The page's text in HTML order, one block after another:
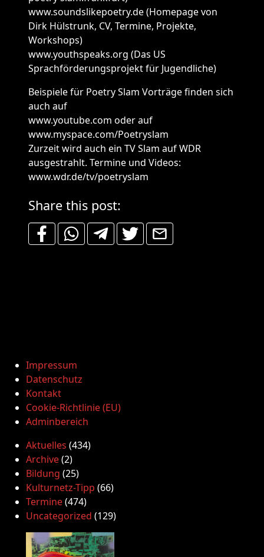
www.soundslikepoetry.de (Homepage von
Dirk Hülstrunk, CV, Termine, Projekte,
Workshops)
www.youthspeaks.org (Das US
Sprachförderungsprojekt für Jugendliche)
Beispiele für Poetry Slam Vorträge finden sich
auch auf
www.youtube.com oder auf
www.myspace.com/Poetryslam
Zurzeit wird auch ein TV Slam auf WDR
ausgestrahlt. Termine und Videos:
www.wdr.de/tv/poetryslam
Share this post:
Impressum
Datenschutz
Kontakt
Cookie-Richtlinie (EU)
Adminbereich
Aktuelles (434)
Archive(2)
Bildung (25)
Kulturnetz-Tipp (66)
Termine(474)
Uncategorized (129)